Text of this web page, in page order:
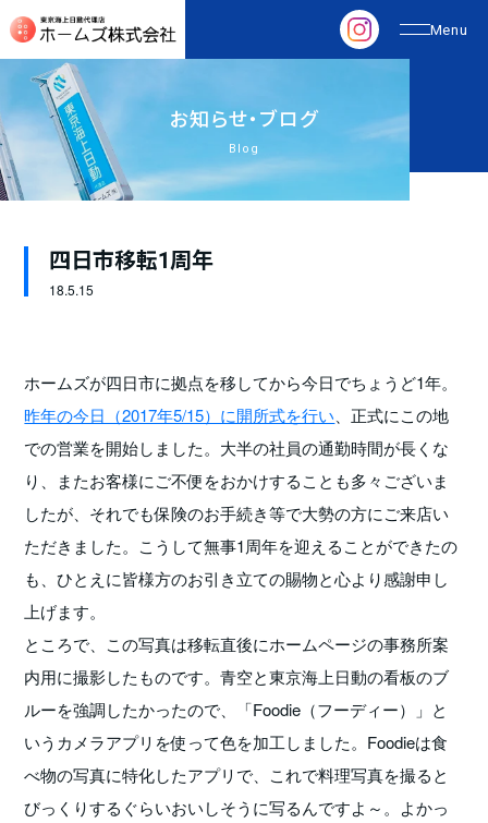
お知らせ・ブログ
Blog
四日市移転1周年
18.5.15
ホームズが四日市に拠点を移してから今日でちょうど1年。
昨年の今日（2017年5/15）に開所式を行い 、正式にこの地
での営業を開始しました。大半の社員の通勤時間が長くな
り、またお客様にご不便をおかけすることも多々ございま
したが、それでも保険のお手続き等で大勢の方にご来店い
ただきました。こうして無事1周年を迎えることができたの
も、ひとえに皆様方のお引き立ての賜物と心より感謝申し
上げます。
ところで、この写真は移転直後にホームページの事務所案
内用に撮影したものです。青空と東京海上日動の看板のブ
ルーを強調したかったので、「Foodie（フーディー）」と
いうカメラアプリを使って色を加工しました。Foodieは食
べ物の写真に特化したアプリで、これで料理写真を撮ると
びっくりするぐらいおいしそうに写るんですよ～。よかっ